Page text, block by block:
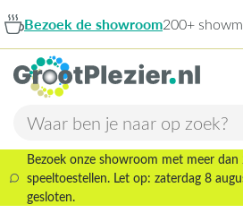
de showroom200+
Bezoek onze showroom met meer
speeltoestellen. Let op: zaterdag 8
gesloten.